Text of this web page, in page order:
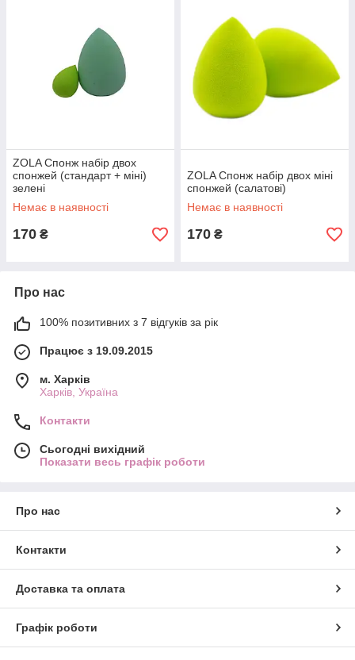
ZOLA Спонж набір двох
спонжей (стандарт + міні)
зелені
Немає в наявності
170 ₴
ZOLA Спонж набір двох міні
спонжей (салатові)
Немає в наявності
170 ₴
Про нас
100% позитивних з 7 відгуків за рік
Працює з 19.09.2015
м. Харків
Харків, Україна
Контакти
Сьогодні вихідний
Показати весь графік роботи
Про нас
Контакти
Доставка та оплата
Графік роботи